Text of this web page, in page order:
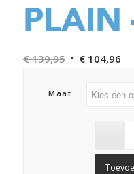
PLAIN
€139,95
was:
€104,96
Maat